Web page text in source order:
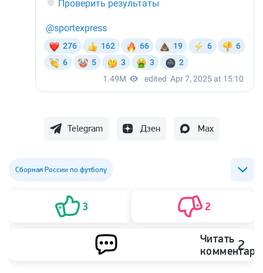
Telegram Дзен Max
Сборная России по футболу
Сборная Уругвая по футболу
3 2
Читать 2